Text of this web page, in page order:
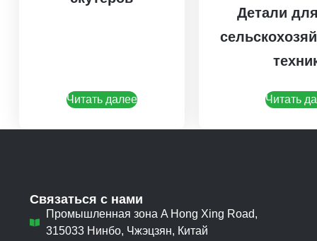
Читать далее
Детали
Читать
Связаться с нами
Промышленная зона A Hong Xing Road,
315033 Нинбо, Чжэцзян, Китай